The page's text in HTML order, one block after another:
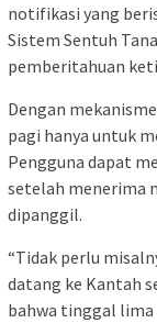
notifikasi yang
Sistem Sentuh
pemberitahuan
Dengan
pagi hanya untuk
Pengguna dapat
setelah menerima
dipanggil.
“Tidak perlu
datang ke Kantah
bahwa tinggal lima